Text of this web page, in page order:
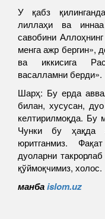
У қабз
лиллаҳи ва
савобини
менга ажр бергин»,
ва иккисига
васалламни берди».
Шарҳ: Бу ерда
билан, хусусан,
келтирилмоқда. Бу
Чунки бу ҳақда
юритганмиз.
дуоларни
қўймоқчимиз, холос.
манбаislom.uz